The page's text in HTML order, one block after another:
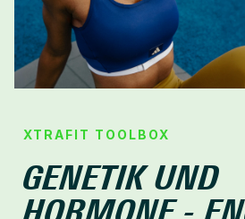
STUDIOS
MAGAZIN
XTRA SCAN
Mitgliederbereich
Help-Center
XTRAFIT TOOLBOX
GENETIK UND